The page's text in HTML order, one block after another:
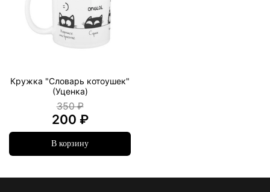
Кружка "Словарь котоушек"
(Уценка)
350 ₽
200 ₽
В корзину